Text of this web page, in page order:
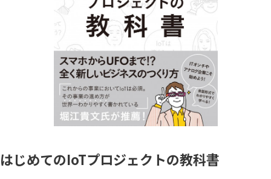
はじめてのIoTプロジェクトの教科書